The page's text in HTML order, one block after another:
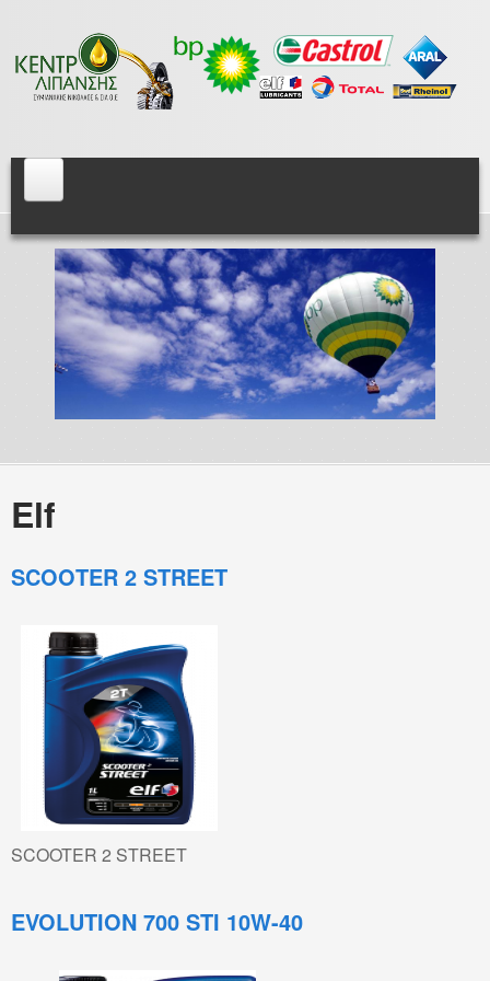
Centeroil.gr
BP
Λιπαντικά Βενζινοκινητήρων
Λιπαντικά Πετρελαιοκινητήρων
Λιπαντικά Αγροτικών Μηχανημάτων
Βαλβολίνες
Λιπαντικά Αυτόματων Κιβωτίων
Total
Λιπαντικά Αγροτικών Μηχανημάτων
Βαλβολίνες
Castrol
Λιπαντικά Βενζινοκινητήρων
Λιπαντικά Πετρελαιοκινητήρων
Λιπαντικά Μοτοσυκλέτας
Λιπαντικά Αγροτικών Μηχανημάτων
Elf
SCOOTER 2 STREET
SCOOTER 2 STREET
EVOLUTION 700 STI 10W-40